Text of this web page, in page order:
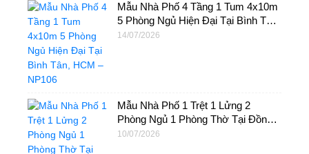
Mẫu Nhà Phố 4 Tầng 1 Tum 4x10m
5 Phòng Ngủ Hiện Đại Tại Bình Tân,
HCM – NP106
14/07/2026
Mẫu Nhà Phố 1 Trệt 1 Lửng 2
Phòng Ngủ 1 Phòng Thờ Tại Đồng
Tháp – NP98
10/07/2026